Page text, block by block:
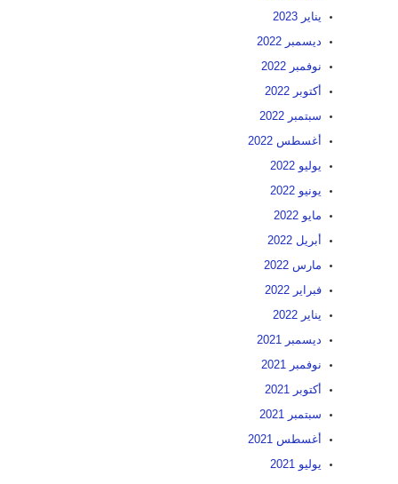
يناير 2023
ديسمبر 2022
نوفمبر 2022
أكتوبر 2022
سبتمبر 2022
أغسطس 2022
يوليو 2022
يونيو 2022
مايو 2022
أبريل 2022
مارس 2022
فبراير 2022
يناير 2022
ديسمبر 2021
نوفمبر 2021
أكتوبر 2021
سبتمبر 2021
أغسطس 2021
يوليو 2021